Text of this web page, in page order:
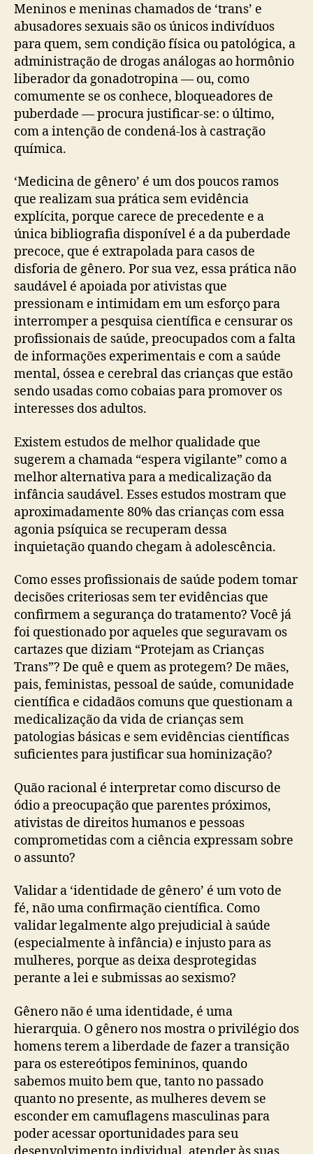
Meninos e meninas chamados de ‘trans’ e
abusadores sexuais são os únicos indivíduos
para quem, sem condição física ou patológica, a
administração de drogas análogas ao hormônio
liberador da gonadotropina — ou, como
comumente se os conhece, bloqueadores de
puberdade — procura justificar-se: o último,
com a intenção de condená-los à castração
química.
‘Medicina de gênero’ é um dos poucos ramos
que realizam sua prática sem evidência
explícita, porque carece de precedente e a
única bibliografia disponível é a da puberdade
precoce, que é extrapolada para casos de
disforia de gênero. Por sua vez, essa prática não
saudável é apoiada por ativistas que
pressionam e intimidam em um esforço para
interromper a pesquisa científica e censurar os
profissionais de saúde, preocupados com a falta
de informações experimentais e com a saúde
mental, óssea e cerebral das crianças que estão
sendo usadas como cobaias para promover os
interesses dos adultos.
Existem estudos de melhor qualidade que
sugerem a chamada “espera vigilante” como a
melhor alternativa para a medicalização da
infância saudável. Esses estudos mostram que
aproximadamente 80% das crianças com essa
agonia psíquica se recuperam dessa
inquietação quando chegam à adolescência.
Como esses profissionais de saúde podem tomar
decisões criteriosas sem ter evidências que
confirmem a segurança do tratamento? Você já
foi questionado por aqueles que seguravam os
cartazes que diziam “Protejam as Crianças
Trans”? De quê e quem as protegem? De mães,
pais, feministas, pessoal de saúde, comunidade
científica e cidadãos comuns que questionam a
medicalização da vida de crianças sem
patologias básicas e sem evidências científicas
suficientes para justificar sua hominização?
Quão racional é interpretar como discurso de
ódio a preocupação que parentes próximos,
ativistas de direitos humanos e pessoas
comprometidas com a ciência expressam sobre
o assunto?
Validar a ‘identidade de gênero’ é um voto de
fé, não uma confirmação científica. Como
validar legalmente algo prejudicial à saúde
(especialmente à infância) e injusto para as
mulheres, porque as deixa desprotegidas
perante a lei e submissas ao sexismo?
Gênero não é uma identidade, é uma
hierarquia. O gênero nos mostra o privilégio dos
homens terem a liberdade de fazer a transição
para os estereótipos femininos, quando
sabemos muito bem que, tanto no passado
quanto no presente, as mulheres devem se
esconder em camuflagens masculinas para
poder acessar oportunidades para seu